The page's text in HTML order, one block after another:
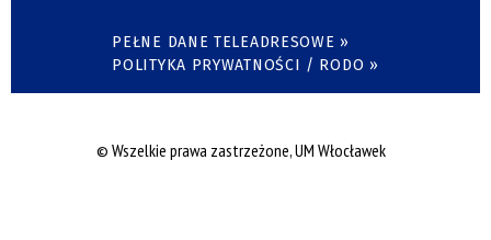
PEŁNE DANE TELEADRESOWE »
POLITYKA PRYWATNOŚCI / RODO »
© Wszelkie prawa zastrzeżone, UM Włocławek